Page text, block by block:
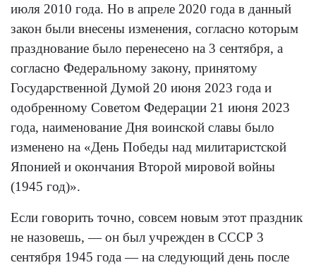
июля 2010 года. Но в апреле 2020 года в данный
закон были внесены изменения, согласно которым
празднование было перенесено на 3 сентября, а
согласно Федеральному закону, принятому
Государственной Думой 20 июня 2023 года и
одобренному Советом Федерации 21 июня 2023
года, наименование Дня воинской славы было
изменено на «День Победы над милитаристской
Японией и окончания Второй мировой войны
(1945 год)».
Если говорить точно, совсем новым этот праздник
не назовешь, — он был учрежден в СССР 3
сентября 1945 года — на следующий день после